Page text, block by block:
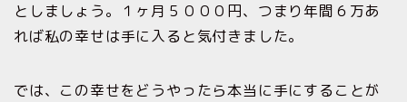
としましょう。１ヶ月５０００円、つまり年間６万あ
れば私の幸せは手に入ると気付きました。
では、この幸せをどうやったら本当に手にすることが